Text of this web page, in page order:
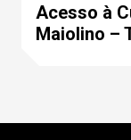
Acesso à
Maiolino –